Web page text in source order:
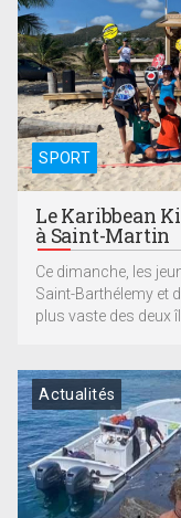
SPORT
Le Karibbean
à Saint-Martin
Ce dimanche, les
Saint-Barthélemy et
plus vaste des deux
Actualités